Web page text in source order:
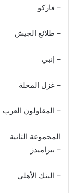
– فاركو
– طلائع الجيش
– إنبي
– غزل المحلة
– المقاولون العرب
المجموعة الثانية
– بيراميدز
– البنك الأهلي